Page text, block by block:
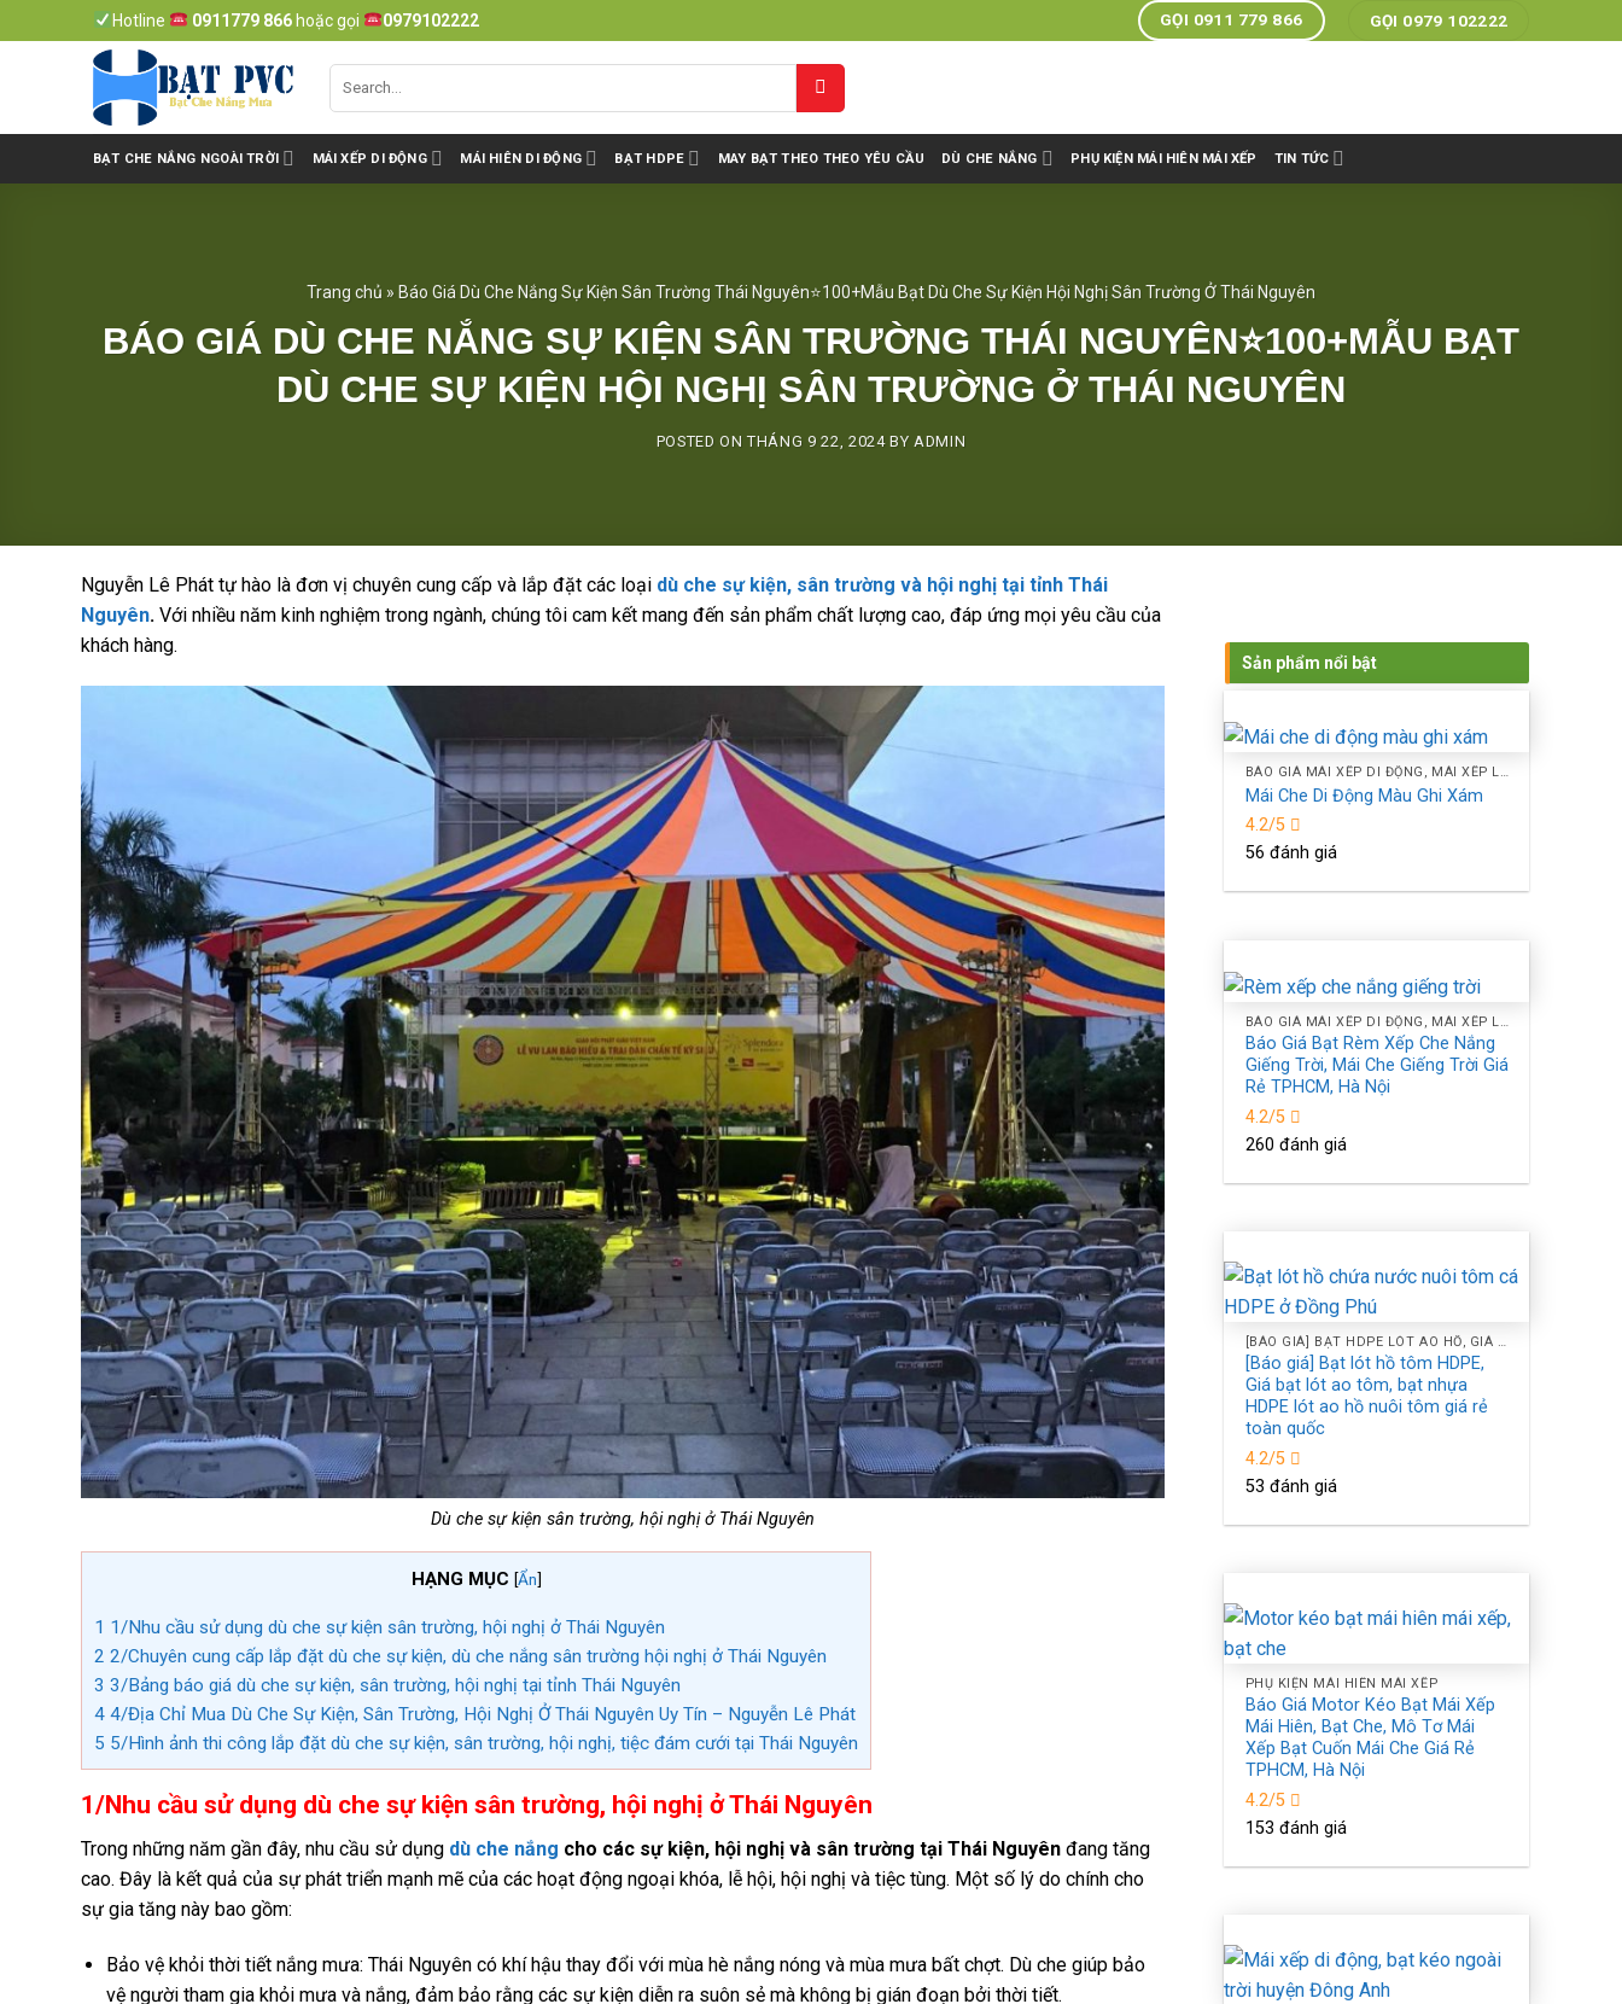
to
Hotline 0911779 866 hoặc gọi 0979102222 GỌI 0911 779 866 GỌI 0979 102222
BẠT CHE NẮNG NGOÀI TRỜI MÁI XẾP DI ĐỘNG MÁI HIÊN DI ĐỘNG BẠT HDPE MAY BẠT THEO THEO YÊU CẦU DÙ CHE NẮNG PHỤ KIỆN MÁI HIÊN MÁI XẾP TIN TỨC
Trang chủ » Báo Giá Dù Che Nắng Sự Kiện Sân Trường Thái Nguyên⭐100+Mẫu Bạt Dù Che Sự Kiện Hội Nghị Sân Trường Ở Thái Nguyên
BÁO GIÁ DÙ CHE NẮNG SỰ KIỆN SÂN TRƯỜNG THÁI NGUYÊN⭐100+MẪU BẠT
DÙ CHE SỰ KIỆN HỘI NGHỊ SÂN TRƯỜNG Ở THÁI NGUYÊN
POSTED ONTHÁNG 9 22, 2024BYADMIN
Nguyễn Lê Phát tự hào là đơn vị chuyên cung cấp và lắp đặt các loại dù che sự kiện, sân trường và hội nghị tại tỉnh Thái
Nguyên. Với nhiều năm kinh nghiệm trong ngành, chúng tôi cam kết mang đến sản phẩm chất lượng cao, đáp ứng mọi yêu cầu của
khách hàng.
Dù che sự kiện sân trường, hội nghị ở Thái Nguyên
HẠNG MỤC [Ẩn]
1 1/Nhu cầu sử dụng dù che sự kiện sân trường, hội nghị ở Thái Nguyên
2 2/Chuyên cung cấp lắp đặt dù che sự kiện, dù che nắng sân trường hội nghị ở Thái Nguyên
3 3/Bảng báo giá dù che sự kiện, sân trường, hội nghị tại tỉnh Thái Nguyên
4 4/Địa Chỉ Mua Dù Che Sự Kiện, Sân Trường, Hội Nghị Ở Thái Nguyên Uy Tín – Nguyễn Lê Phát
5 5/Hình ảnh thi công lắp đặt dù che sự kiện, sân trường, hội nghị, tiệc đám cưới tại Thái Nguyên
1/Nhu cầu sử dụng dù che sự kiện sân trường, hội nghị ở Thái Nguyên
Trong những năm gần đây, nhu cầu sử dụng dù che nắng cho các sự kiện, hội nghị và sân trường tại Thái Nguyên đang tăng
cao. Đây là kết quả của sự phát triển mạnh mẽ của các hoạt động ngoại khóa, lễ hội, hội nghị và tiệc tùng. Một số lý do chính cho
sự gia tăng này bao gồm:
Bảo vệ khỏi thời tiết nắng mưa: Thái Nguyên có khí hậu thay đổi với mùa hè nắng nóng và mùa mưa bất chợt. Dù che giúp bảo
vệ người tham gia khỏi mưa và nắng, đảm bảo rằng các sự kiện diễn ra suôn sẻ mà không bị gián đoạn bởi thời tiết.
Sản phẩm nổi bật
BÁO GIÁ MÁI XẾP DI ĐỘNG, MÁI XẾP LƯỢNG SÓNG, MÁI BẠT XẾP BẠT KÉO CHE NẮNG NGOÀI TRỜI TPHCM, HÀ NỘI
Mái Che Di Động Màu Ghi Xám
4.2/5
56 đánh giá
BÁO GIÁ MÁI XẾP DI ĐỘNG, MÁI XẾP LƯỢNG SÓNG, MÁI BẠT XẾP BẠT KÉO CHE NẮNG NGOÀI TRỜI TPHCM, HÀ NỘI
Báo Giá Bạt Rèm Xếp Che Nắng
Giếng Trời, Mái Che Giếng Trời Giá
Rẻ TPHCM, Hà Nội
4.2/5
260 đánh giá
[BÁO GIÁ] BẠT HDPE LÓT AO HỒ, GIÁ BẠT NHỰA HDPE LÓT HỒ CHỐNG THẤM NƯỚC Ở TPHCM
[Báo giá] Bạt lót hồ tôm HDPE,
Giá bạt lót ao tôm, bạt nhựa
HDPE lót ao hồ nuôi tôm giá rẻ
toàn quốc
4.2/5
53 đánh giá
PHỤ KIỆN MÁI HIÊN MÁI XẾP
Báo Giá Motor Kéo Bạt Mái Xếp
Mái Hiên, Bạt Che, Mô Tơ Mái
Xếp Bạt Cuốn Mái Che Giá Rẻ
TPHCM, Hà Nội
4.2/5
153 đánh giá